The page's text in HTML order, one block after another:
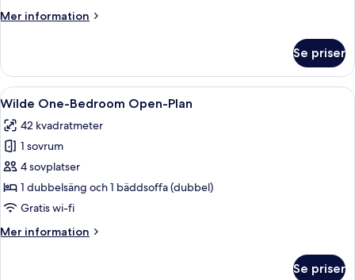
Mer information
Mer
Studio
Accessible
Se priser
Öppna
alla
foton
för
Wilde
One-
Bedroom
Plan
Ett modernt vardagsrum med en
12
Wilde One-Bedroom Open-Plan
42 kvadratmeter
1 sovrum
4 sovplatser
1 dubbelsäng och 1 bäddsoffa (dubbel)
Gratis wi-fi
Mer information
Mer
Se priser